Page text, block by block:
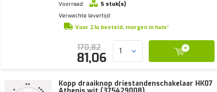
Voorraad:
5 stuk(s)
Verwachte levertijd:
Voor 21u besteld, morgen in huis*
170,82
81,06
Kopp draaiknop driestandenschakelaar HK07